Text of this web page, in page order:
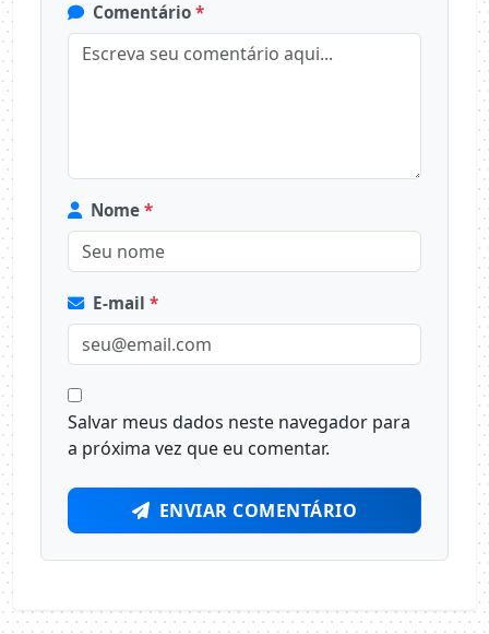
Comentário *
Nome *
E-mail *
Salvar meus dados neste navegador para
a próxima vez que eu comentar.
ENVIAR COMENTÁRIO